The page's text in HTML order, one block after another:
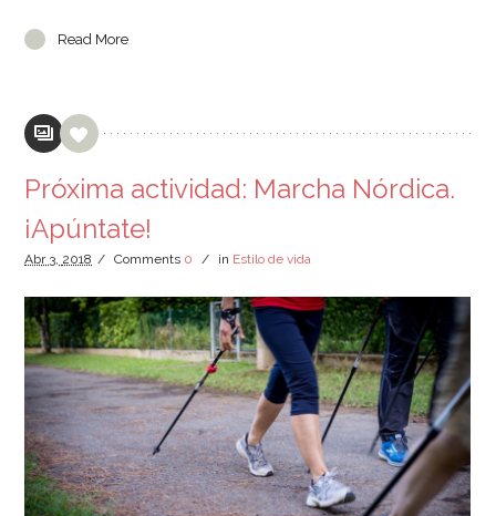
Read More
Próxima actividad: Marcha Nórdica.
¡Apúntate!
Abr 3, 2018 / Comments 0 / in Estilo de vida